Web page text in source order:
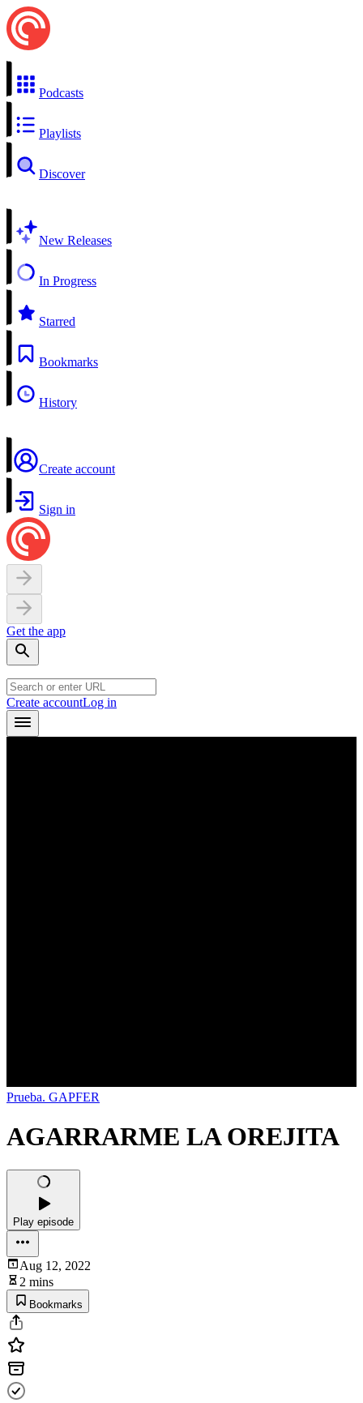
Podcasts
Playlists
Discover
New Releases
In Progress
Starred
Bookmarks
History
Create account
Sign in
Get the app
Create accountLog in
Prueba. GAPFER
AGARRARME LA OREJITA
Play episode
Aug 12, 2022
2 mins
Bookmarks